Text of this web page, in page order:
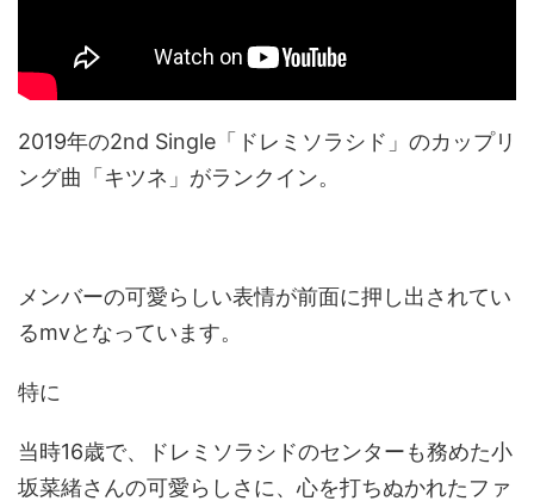
2019年の2nd Single「ドレミソラシド」のカップリ
ング曲「キツネ」がランクイン。
メンバーの可愛らしい表情が前面に押し出されてい
るmvとなっています。
特に
当時16歳で、ドレミソラシドのセンターも務めた小
坂菜緒さんの可愛らしさに、心を打ちぬかれたファ